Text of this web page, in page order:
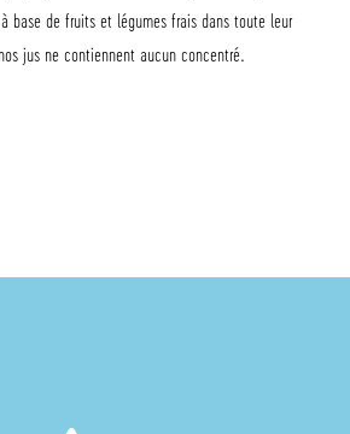
base de fruits et légumes frais dans toute leur
jus ne contiennent aucun concentré.